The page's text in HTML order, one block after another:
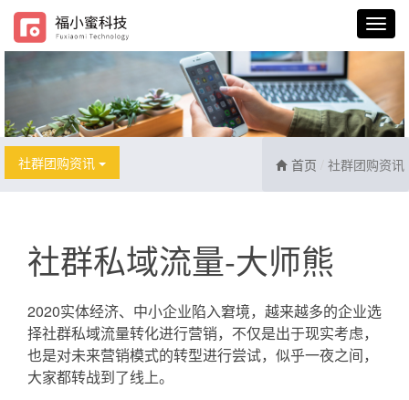
社群团购资讯 首页 社群团购资讯
社群私域流量-大师熊
2020实体经济、中小企业陷入窘境，越来越多的企业选
择社群私域流量转化进行营销，不仅是出于现实考虑，
也是对未来营销模式的转型进行尝试，似乎一夜之间，
大家都转战到了线上。